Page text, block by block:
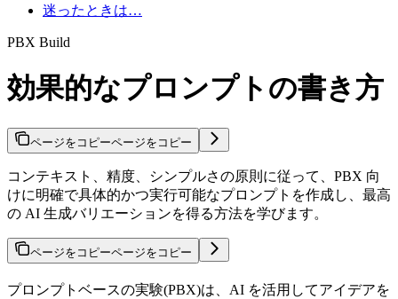
迷ったときは…
PBX Build
効果的なプロンプトの書き方
ページをコピーページをコピー
コンテキスト、精度、シンプルさの原則に従って、PBX 向
けに明確で具体的かつ実行可能なプロンプトを作成し、最高
の AI 生成バリエーションを得る方法を学びます。
ページをコピーページをコピー
プロンプトベースの実験(PBX)は、AI を活用してアイデアを